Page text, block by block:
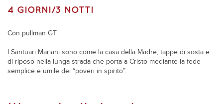
4 GIORNI/3 NOTTI
Con pullman GT
I Santuari Mariani sono come la casa della Madre, tappe di sosta e
di riposo nella lunga strada che porta a Cristo mediante la fede
semplice e umile dei “poveri in spirito”.